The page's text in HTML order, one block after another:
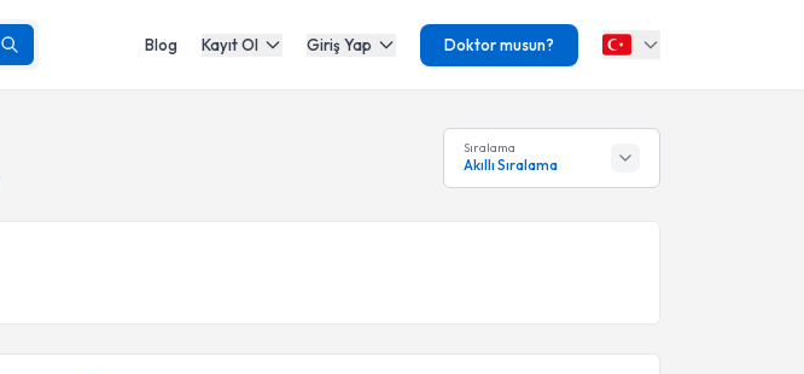
Blog Kayıt Ol Giriş Yap Doktor musun?
Sıralama
Akıllı Sıralama